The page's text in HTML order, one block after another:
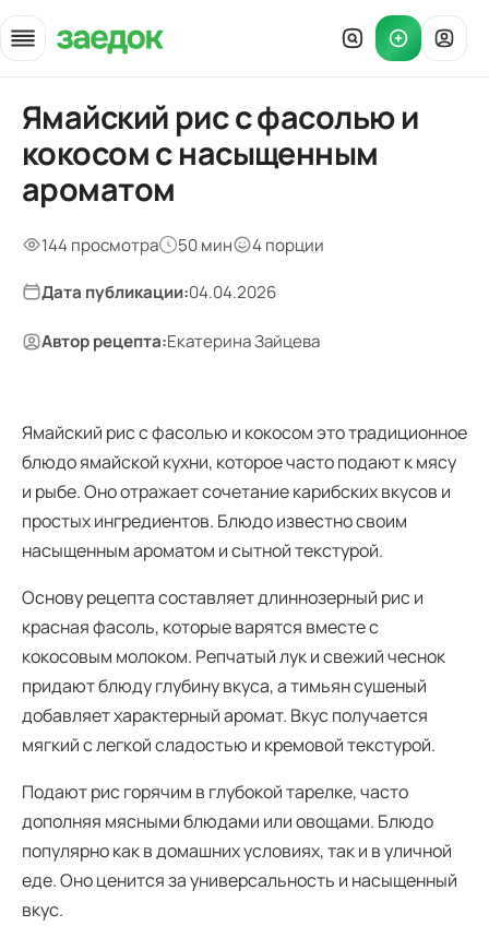
Главная
»
Рецепты
Ямайский рис с фасолью
Ямайский рис с фасолью и
кокосом с насыщенным
ароматом
144 просмотра 50 мин 4 порции
Дата публикации:04.04.2026
Автор рецепта:Екатерина Зайцева
Ямайский рис с фасолью и кокосом это традиционное
блюдо ямайской кухни, которое часто подают к мясу
и рыбе. Оно отражает сочетание карибских вкусов и
простых ингредиентов. Блюдо известно своим
насыщенным ароматом и сытной текстурой.
Основу рецепта составляет длиннозерный рис и
красная фасоль, которые варятся вместе с
кокосовым молоком. Репчатый лук и свежий чеснок
придают блюду глубину вкуса, а тимьян сушеный
добавляет характерный аромат. Вкус получается
мягкий с легкой сладостью и кремовой текстурой.
Подают рис горячим в глубокой тарелке, часто
дополняя мясными блюдами или овощами. Блюдо
популярно как в домашних условиях, так и в уличной
еде. Оно ценится за универсальность и насыщенный
вкус.